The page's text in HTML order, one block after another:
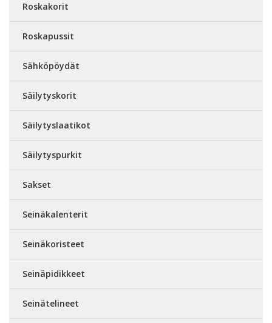
Roskakorit
Roskapussit
Sähköpöydät
Säilytyskorit
Säilytyslaatikot
Säilytyspurkit
Sakset
Seinäkalenterit
Seinäkoristeet
Seinäpidikkeet
Seinätelineet